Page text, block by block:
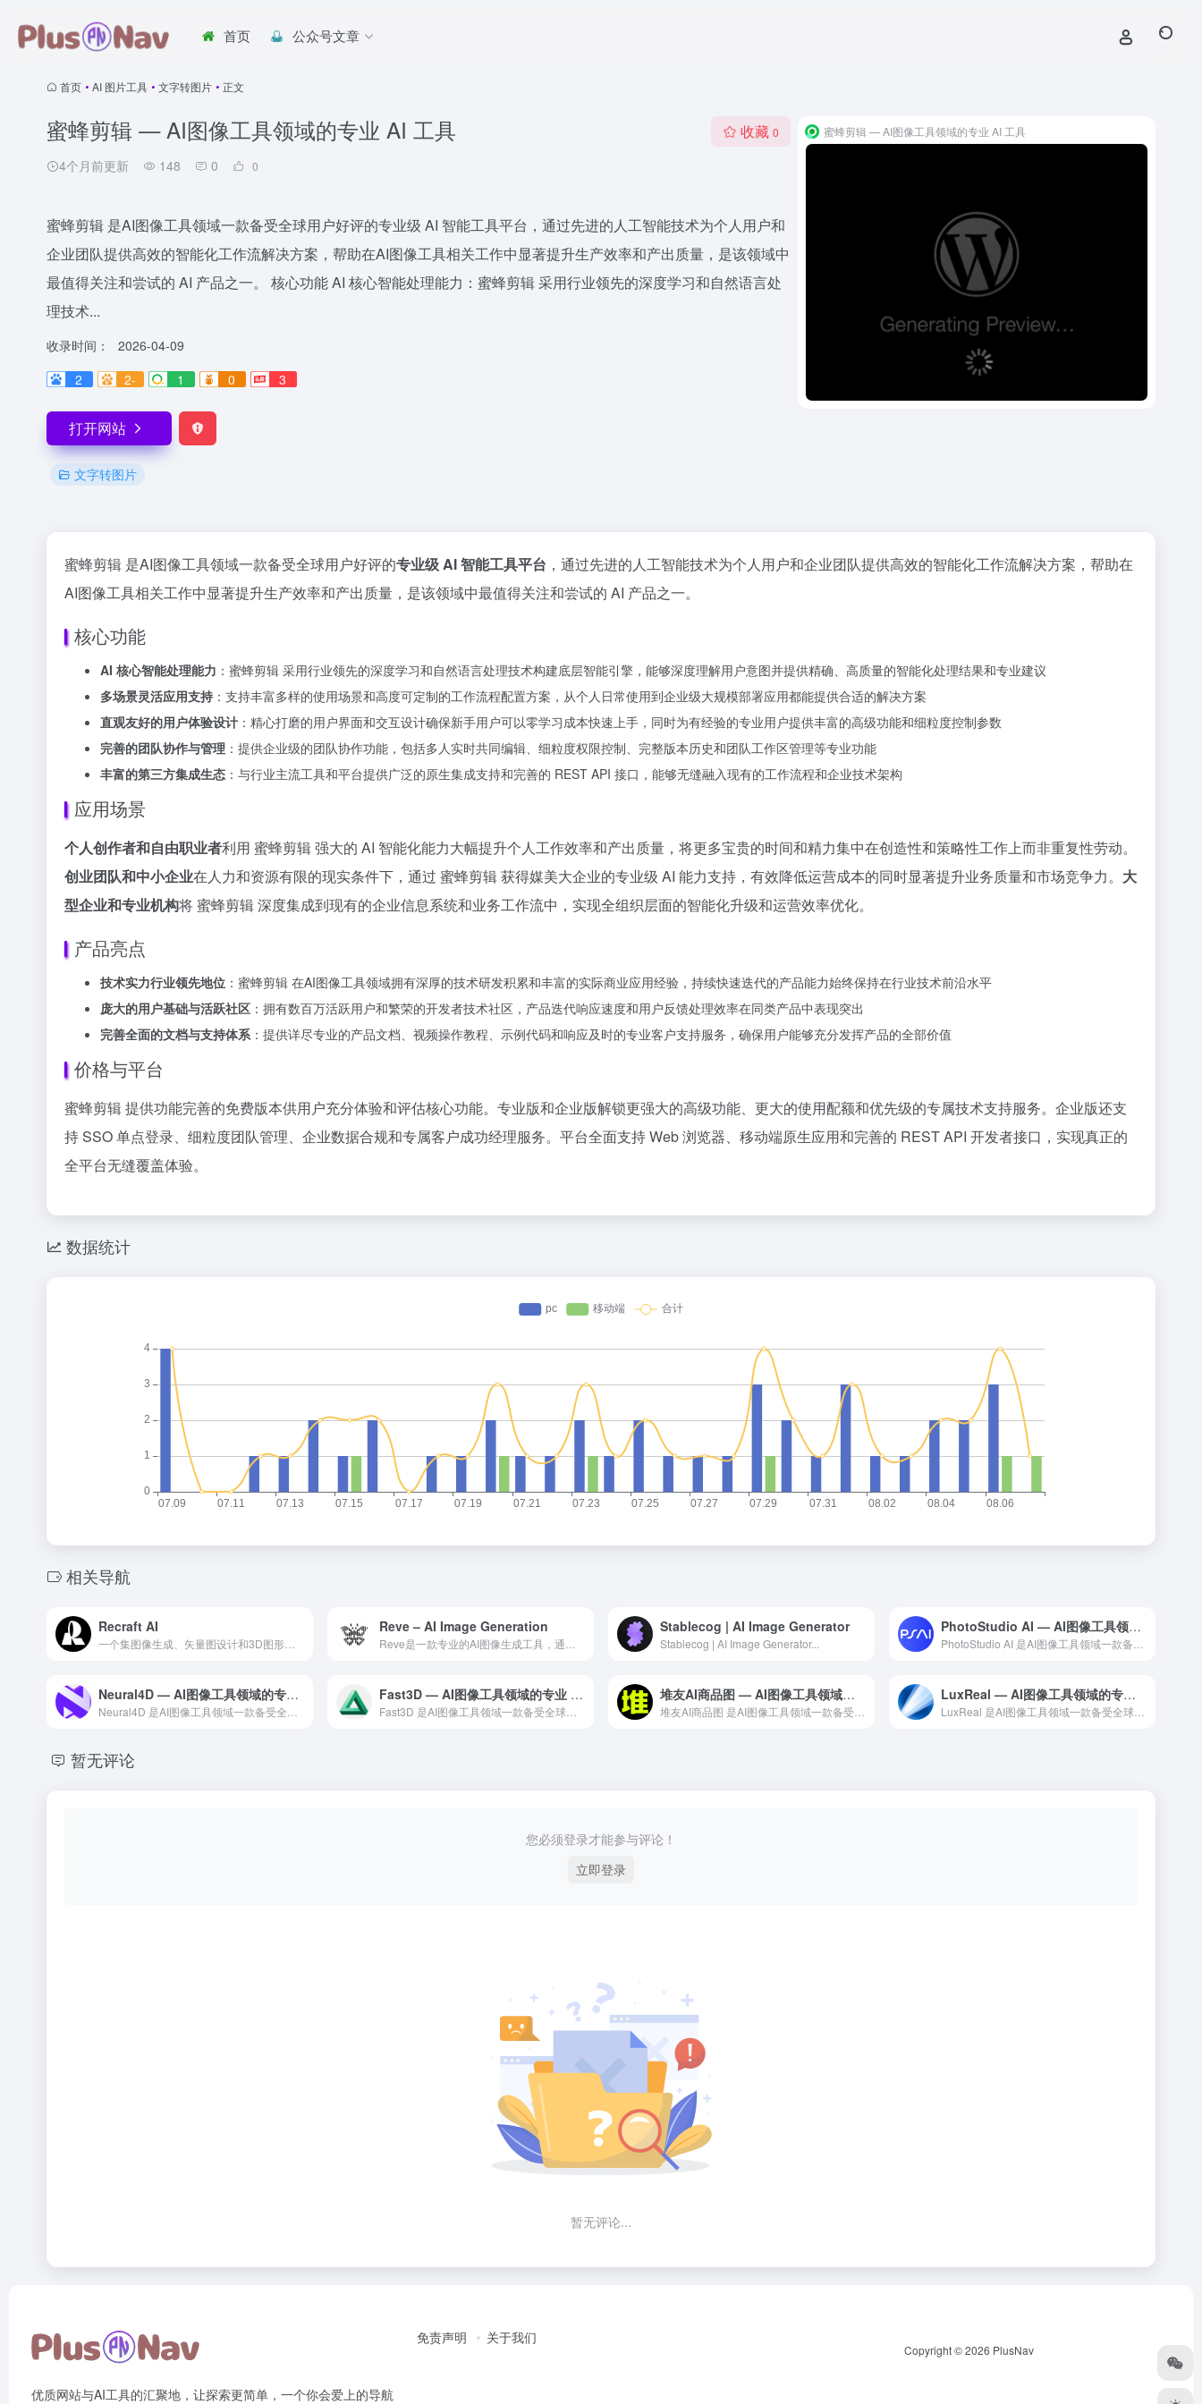
首页 公众号文章
首页 • AI 图片工具 • 文字转图片 • 正文
蜜蜂剪辑 — AI图像工具领域的专业 AI 工具
4个月前更新 148 0 0
收藏 0
蜜蜂剪辑 是AI图像工具领域一款备受全球用户好评的专业级 AI 智能工具平台，通过先进的人工智能技术为个人用户和
企业团队提供高效的智能化工作流解决方案，帮助在AI图像工具相关工作中显著提升生产效率和产出质量，是该领域中
最值得关注和尝试的 AI 产品之一。 核心功能 AI 核心智能处理能力：蜜蜂剪辑 采用行业领先的深度学习和自然语言处
理技术...
收录时间：
2026-04-09
2
2- 1 0 3
打开网站
文字转图片
蜜蜂剪辑 — AI图像工具领域的专业 AI 工具
蜜蜂剪辑 是AI图像工具领域一款备受全球用户好评的专业级 AI 智能工具平台 ，通过先进的人工智能技术为个人用户和企业团队提供高效的智能化工作流解决方案，帮助在
AI图像工具相关工作中显著提升生产效率和产出质量，是该领域中最值得关注和尝试的 AI 产品之一。
核心功能
AI 核心智能处理能力 ：蜜蜂剪辑 采用行业领先的深度学习和自然语言处理技术构建底层智能引擎，能够深度理解用户意图并提供精确、高质量的智能化处理结果和专业建议
多场景灵活应用支持 ：支持丰富多样的使用场景和高度可定制的工作流程配置方案，从个人日常使用到企业级大规模部署应用都能提供合适的解决方案
直观友好的用户体验设计 ：精心打磨的用户界面和交互设计确保新手用户可以零学习成本快速上手，同时为有经验的专业用户提供丰富的高级功能和细粒度控制参数
完善的团队协作与管理 ：提供企业级的团队协作功能，包括多人实时共同编辑、细粒度权限控制、完整版本历史和团队工作区管理等专业功能
丰富的第三方集成生态 ：与行业主流工具和平台提供广泛的原生集成支持和完善的 REST API 接口，能够无缝融入现有的工作流程和企业技术架构
应用场景
个人创作者和自由职业者利用 蜜蜂剪辑 强大的 AI 智能化能力大幅提升个人工作效率和产出质量，将更多宝贵的时间和精力集中在创造性和策略性工作上而非重复性劳动。
创业团队和中小企业在人力和资源有限的现实条件下，通过 蜜蜂剪辑 获得媒美大企业的专业级 AI 能力支持，有效降低运营成本的同时显著提升业务质量和市场竞争力。 大
型企业和专业机构将 蜜蜂剪辑 深度集成到现有的企业信息系统和业务工作流中，实现全组织层面的智能化升级和运营效率优化。
产品亮点
技术实力行业领先地位 ：蜜蜂剪辑 在AI图像工具领域拥有深厚的技术研发积累和丰富的实际商业应用经验，持续快速迭代的产品能力始终保持在行业技术前沿水平
庞大的用户基础与活跃社区 ：拥有数百万活跃用户和繁荣的开发者技术社区，产品迭代响应速度和用户反馈处理效率在同类产品中表现突出
完善全面的文档与支持体系：提供详尽专业的产品文档、视频操作教程、示例代码和响应及时的专业客户支持服务，确保用户能够充分发挥产品的全部价值
价格与平台
蜜蜂剪辑 提供功能完善的免费版本供用户充分体验和评估核心功能。专业版和企业版解锁更强大的高级功能、更大的使用配额和优先级的专属技术支持服务。企业版还支
持 SSO 单点登录、细粒度团队管理、企业数据合规和专属客户成功经理服务。平台全面支持 Web 浏览器、移动端原生应用和完善的 REST API 开发者接口，实现真正的
全平台无缝覆盖体验。
数据统计
相关导航
Recraft AI Reve – AI Image Generation Stablecog | AI Image Generator
Stablecog | AI Image Generator...
PhotoStudio AI — AI图像工具领域的专业 AI 工具
Neural4D — AI图像工具领域的专业 AI 工具 Fast3D — AI图像工具领域的专业 AI 工具 堆友AI商品图 — AI图像工具领域的专业 AI 工具 LuxReal — AI图像工具领域的专业 AI 工具
暂无评论
您必须登录才能参与评论！
立即登录
暂无评论...
优质网站与AI工具的汇聚地，让探索更简单，一个你会爱上的导航
免责声明 关于我们
Copyright © 2026 PlusNav